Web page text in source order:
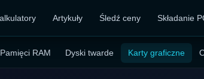
Artykuły Śledź ceny Składanie
Pamięci RAM Dyski twarde Karty graficzne